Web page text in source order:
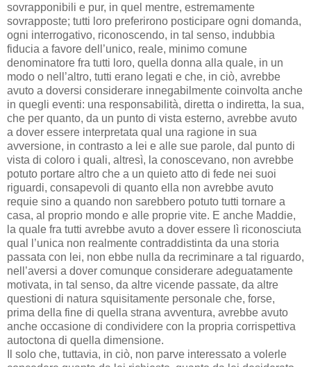
sovrapponibili e pur, in quel mentre, estremamente
sovrapposte; tutti loro preferirono posticipare ogni domanda,
ogni interrogativo, riconoscendo, in tal senso, indubbia
fiducia a favore dell’unico, reale, minimo comune
denominatore fra tutti loro, quella donna alla quale, in un
modo o nell’altro, tutti erano legati e che, in ciò, avrebbe
avuto a doversi considerare innegabilmente coinvolta anche
in quegli eventi: una responsabilità, diretta o indiretta, la sua,
che per quanto, da un punto di vista esterno, avrebbe avuto
a dover essere interpretata qual una ragione in sua
avversione, in contrasto a lei e alle sue parole, dal punto di
vista di coloro i quali, altresì, la conoscevano, non avrebbe
potuto portare altro che a un quieto atto di fede nei suoi
riguardi, consapevoli di quanto ella non avrebbe avuto
requie sino a quando non sarebbero potuto tutti tornare a
casa, al proprio mondo e alle proprie vite. E anche Maddie,
la quale fra tutti avrebbe avuto a dover essere lì riconosciuta
qual l’unica non realmente contraddistinta da una storia
passata con lei, non ebbe nulla da recriminare a tal riguardo,
nell’aversi a dover comunque considerare adeguatamente
motivata, in tal senso, da altre vicende passate, da altre
questioni di natura squisitamente personale che, forse,
prima della fine di quella strana avventura, avrebbe avuto
anche occasione di condividere con la propria corrispettiva
autoctona di quella dimensione.
Il solo che, tuttavia, in ciò, non parve interessato a volerle